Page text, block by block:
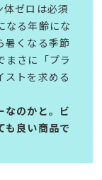
体ゼロは必須
なる年齢にな
暑くなる季節
まさに「プラ
ストを求める
なのかと。ビ
も良い商品で